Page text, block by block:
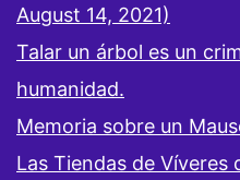
August 14, 2021)
Talar un árbol es un
humanidad.
Memoria sobre un
Las Tiendas de Víveres